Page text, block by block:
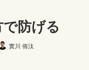
防げる
實川 侑汰